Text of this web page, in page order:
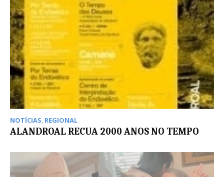
NOTÍCIAS REGIONAL
ALANDROAL RECUA 2000 ANOS NO TEMPO